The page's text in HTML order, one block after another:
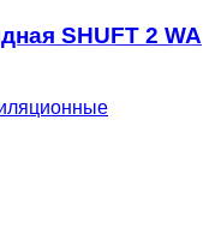
SHUFT 2 WA